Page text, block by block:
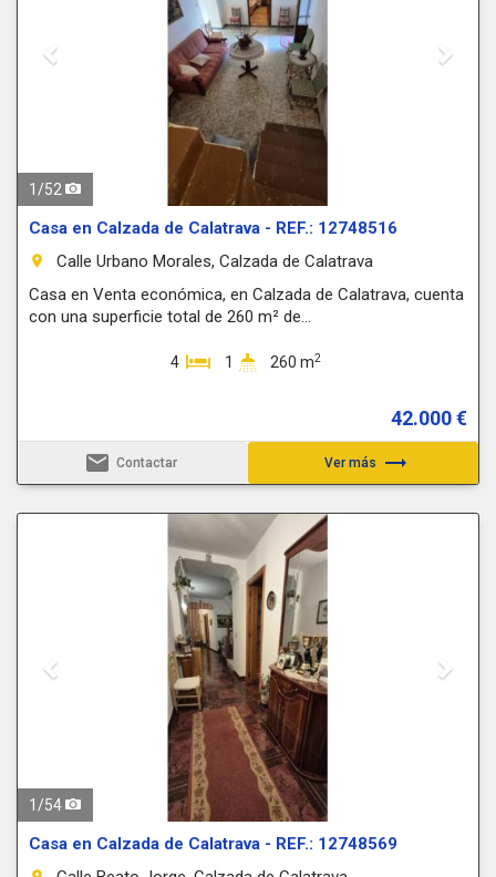
1 /52
Casa en Calzada de Calatrava - REF.: 12748516
room
Calle Urbano Morales, Calzada de Calatrava
Casa en Venta económica, en Calzada de Calatrava, cuenta
con una superficie total de 260 m² de...
4 1 260 m2
42.000 €
email Contactar Ver más trending_flat
Next
1 /54
Casa en Calzada de Calatrava - REF.: 12748569